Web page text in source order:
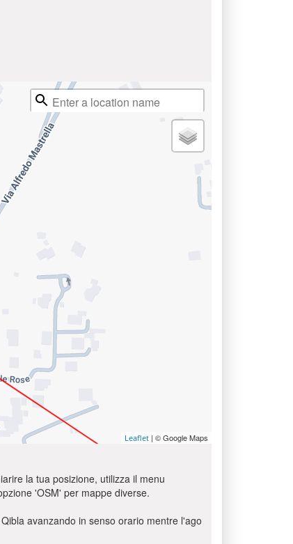
Leaflet | © Google Maps
la tua posizione, utilizza il menu
'OSM' per mappe diverse.
avanzando in senso orario mentre l'ago